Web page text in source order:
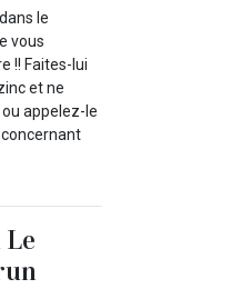
le
vous
!! Faites-lui
et ne
appelez-le